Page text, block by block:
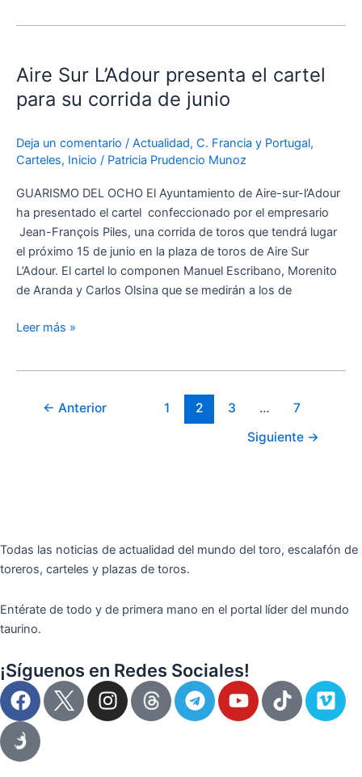
Aire Sur L’Adour presenta el cartel
para su corrida de junio
Deja un comentario / Actualidad, C. Francia y Portugal,
Carteles, Inicio / Patricia Prudencio Munoz
GUARISMO DEL OCHO El Ayuntamiento de Aire-sur-l’Adour
ha presentado el cartel confeccionado por el empresario
Jean-François Piles, una corrida de toros que tendrá lugar
el próximo 15 de junio en la plaza de toros de Aire Sur
L’Adour. El cartel lo componen Manuel Escribano, Morenito
de Aranda y Carlos Olsina que se medirán a los de
L’Adour
presenta
el
para
corrida
de
junio
Leer más »
← Anterior 1 2 3 …
7
Siguiente →
Todas las noticias de actualidad del mundo del toro, escalafón de
toreros, carteles y plazas de toros.
Entérate de todo y de primera mano en el portal líder del mundo
taurino.
¡Síguenos en Redes Sociales!
F
a
c
e
I
n
T
e
Y
o
T
i
V
i